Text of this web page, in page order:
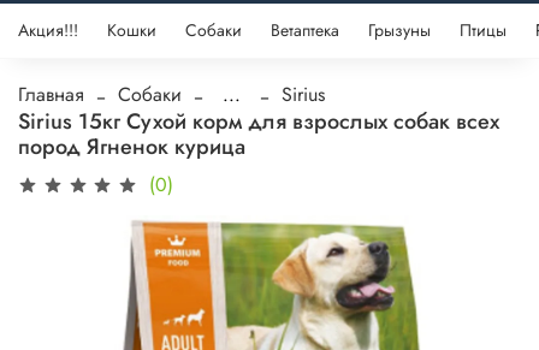
Акция!!! Кошки Собаки Ветаптека Грызуны Птицы
Главная Собаки ... Sirius
Sirius 15кг Сухой корм для взрослых собак всех
пород Ягненок курица
(0)